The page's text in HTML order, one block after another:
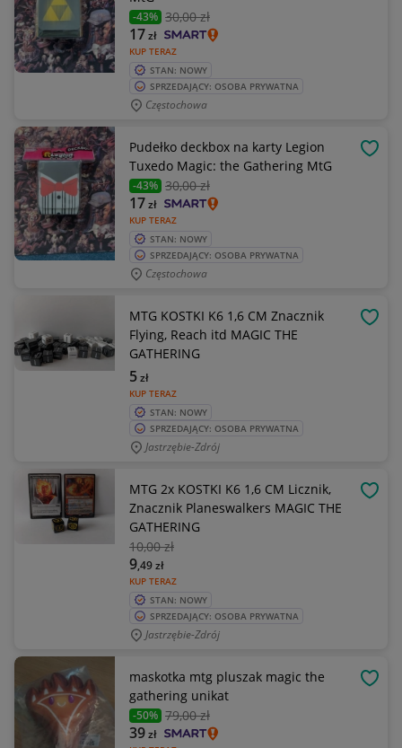
-43% 30,00 zł
KUP TERAZ
17zł
STAN: NOWY
SPRZEDAJĄCY: OSOBA PRYWATNA
Częstochowa
Pudełko deckbox na karty Legion
Tuxedo Magic: the Gathering MtG
-43% 30,00 zł
KUP TERAZ
17zł
STAN: NOWY
SPRZEDAJĄCY: OSOBA PRYWATNA
Częstochowa
MTG KOSTKI K6 1,6 CM Znacznik
Flying, Reach itd MAGIC THE
GATHERING
KUP TERAZ
5zł
STAN: NOWY
SPRZEDAJĄCY: OSOBA PRYWATNA
Jastrzębie-Zdrój
MTG 2x KOSTKI K6 1,6 CM Licznik,
Znacznik Planeswalkers MAGIC THE
GATHERING
10,00 zł
KUP TERAZ
9,49zł
STAN: NOWY
SPRZEDAJĄCY: OSOBA PRYWATNA
Jastrzębie-Zdrój
maskotka mtg pluszak magic the
gathering unikat
-50% 79,00 zł
39zł